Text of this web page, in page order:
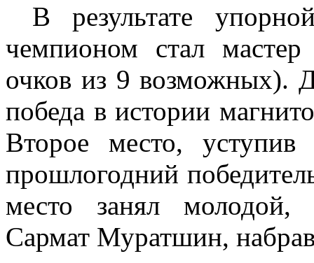
В результате
чемпионом стал
очков из 9 возможных).
победа в истории
Второе место,
прошлогодний
место занял молодой,
Сармат Муратшин,